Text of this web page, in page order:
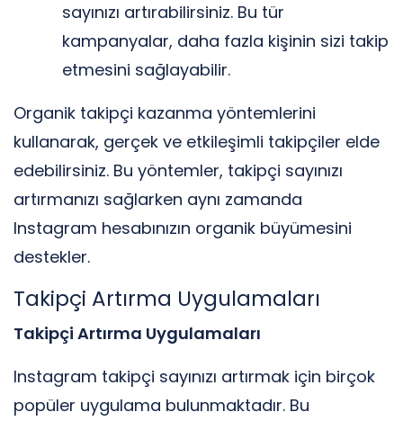
sayınızı artırabilirsiniz. Bu tür
kampanyalar, daha fazla kişinin sizi takip
etmesini sağlayabilir.
Organik takipçi kazanma yöntemlerini
kullanarak, gerçek ve etkileşimli takipçiler elde
edebilirsiniz. Bu yöntemler, takipçi sayınızı
artırmanızı sağlarken aynı zamanda
Instagram hesabınızın organik büyümesini
destekler.
Takipçi Artırma Uygulamaları
Takipçi Artırma Uygulamaları
Instagram takipçi sayınızı artırmak için birçok
popüler uygulama bulunmaktadır. Bu